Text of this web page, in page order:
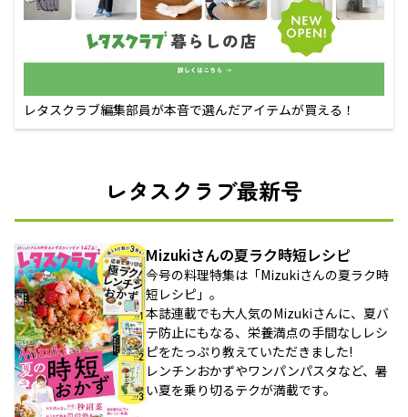
レタスクラブ編集部員が本音で選んだアイテムが買える！
レタスクラブ最新号
Mizukiさんの夏ラク時短レシピ
今号の料理特集は「Mizukiさんの夏ラク時
短レシピ」。
本誌連載でも大人気のMizukiさんに、夏バ
テ防止にもなる、栄養満点の手間なしレシ
ピをたっぷり教えていただきました!
レンチンおかずやワンパンパスタなど、暑
い夏を乗り切るテクが満載です。